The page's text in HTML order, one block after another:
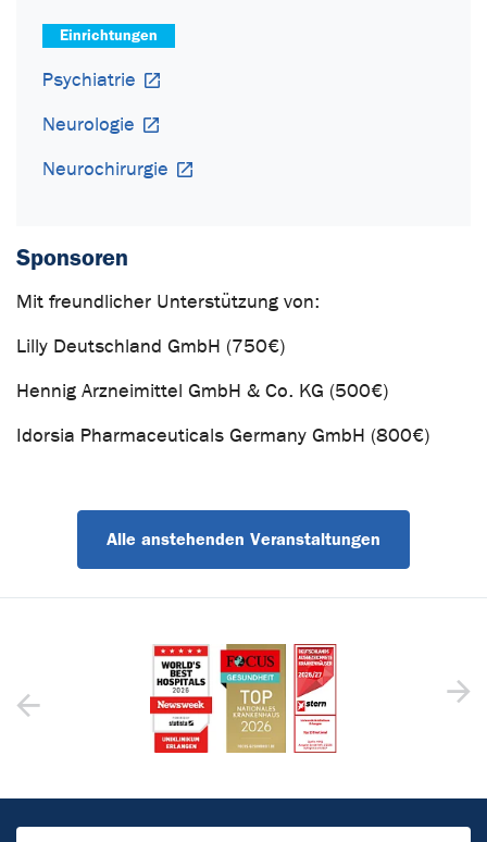
Einrichtungen
Psychiatrie
Neurologie
Neurochirurgie
Sponsoren
Mit freundlicher Unterstützung von:
Lilly Deutschland GmbH (750€)
Hennig Arzneimittel GmbH & Co. KG (500€)
Idorsia Pharmaceuticals Germany GmbH (800€)
Alle anstehenden Veranstaltungen